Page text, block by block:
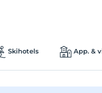
Skihotels App. &